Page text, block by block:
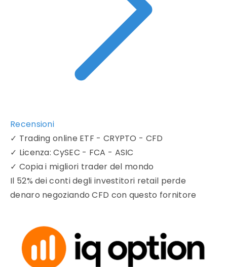
Recensioni
✓ Trading online ETF - CRYPTO - CFD
✓ Licenza: CySEC - FCA - ASIC
✓ Copia i migliori trader del mondo
Il 52% dei conti degli investitori retail perde
denaro negoziando CFD con questo fornitore